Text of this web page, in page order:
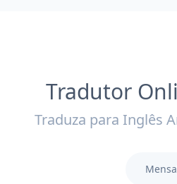
Tradutor
Traduza para Inglês